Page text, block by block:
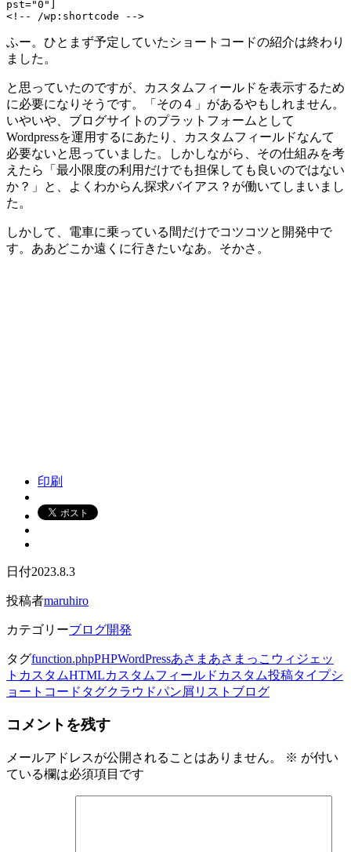
pst="0"]
<!-- /wp:shortcode -->
ふー。ひとまず予定していたショートコードの紹介は終わり
ました。
と思っていたのですが、カスタムフィールドを表示するため
に必要になりそうです。「その４」があるやもしれません。
いやいや、ブログサイトのプラットフォームとして
Wordpressを運用するにあたり、カスタムフィールドなんて
必要ないと思っていました。しかしながら、その仕組みを考
えたら「最小限度の利用だけでも担保しても良いのではない
か？」と、よくわからん探求バイアス？が働いてしまいまし
た。
しかして、電車に乗っている間だけでコツコツと開発中で
す。ああどこか遠くに行きたいなあ。そかさ。
印刷
日付2023.8.3
投稿者maruhiro
カテゴリーブログ開発
タグfunction.phpPHPWordPressあさま あさまっこ ウィジェッ
ト カスタムHTMLカスタムフィールド カスタム投稿タイプシ
ョートコード タグクラウドパン屑リスト ブログ
コメントを残す
メールアドレスが公開されることはありません。 ※ が付い
ている欄は必須項目です